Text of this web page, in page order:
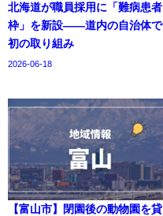
北海道が職員採用に「難病患者
枠」を新設——道内の自治体で
初の取り組み
2026-06-18
【富山市】閉園後の動物園を貸